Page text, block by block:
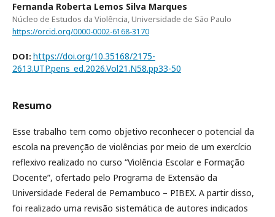
Fernanda Roberta Lemos Silva Marques
Núcleo de Estudos da Violência, Universidade de São Paulo
https://orcid.org/0000-0002-6168-3170
DOI: https://doi.org/10.35168/2175-
2613.UTP.pens_ed.2026.Vol21.N58.pp33-50
Resumo
Esse trabalho tem como objetivo reconhecer o potencial da
escola na prevenção de violências por meio de um exercício
reflexivo realizado no curso “Violência Escolar e Formação
Docente”, ofertado pelo Programa de Extensão da
Universidade Federal de Pernambuco – PIBEX. A partir disso,
foi realizado uma revisão sistemática de autores indicados